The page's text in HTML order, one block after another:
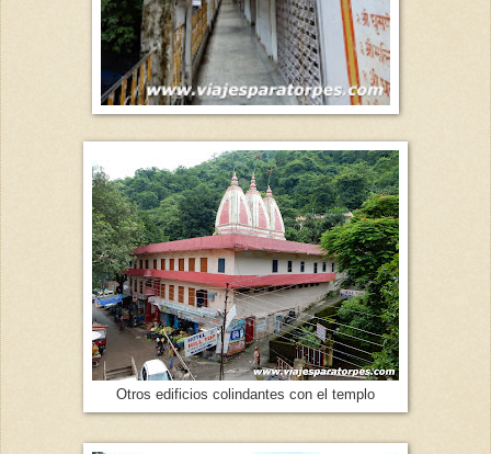
Otros edificios colindantes con el templo